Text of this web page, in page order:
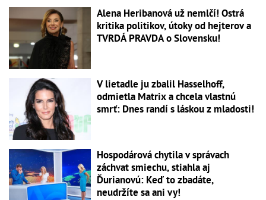
Alena Heribanová už nemlčí! Ostrá
kritika politikov, útoky od hejterov a
TVRDÁ PRAVDA o Slovensku!
V lietadle ju zbalil Hasselhoff,
odmietla Matrix a chcela vlastnú
smrť: Dnes randí s láskou z mladosti!
Hospodárová chytila v správach
záchvat smiechu, stiahla aj
Ďurianovú: Keď to zbadáte,
neudržíte sa ani vy!